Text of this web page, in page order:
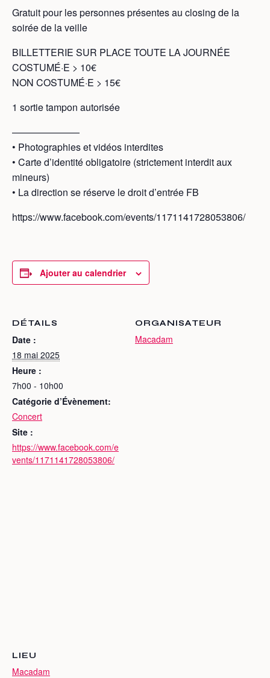
Gratuit pour les personnes présentes au closing de la
soirée de la veille
BILLETTERIE SUR PLACE TOUTE LA JOURNÉE
COSTUMÉ·E > 10€
NON COSTUMÉ·E > 15€
1 sortie tampon autorisée
———————
• Photographies et vidéos interdites
• Carte d’identité obligatoire (strictement interdit aux
mineurs)
• La direction se réserve le droit d’entrée FB
https://www.facebook.com/events/1171141728053806/
Ajouter au calendrier
DÉTAILS
Date :
18 mai 2025
Heure :
7h00 - 10h00
Catégorie d’Évènement:
Concert
Site :
https://www.facebook.com/e
vents/1171141728053806/
ORGANISATEUR
Macadam
LIEU
Macadam